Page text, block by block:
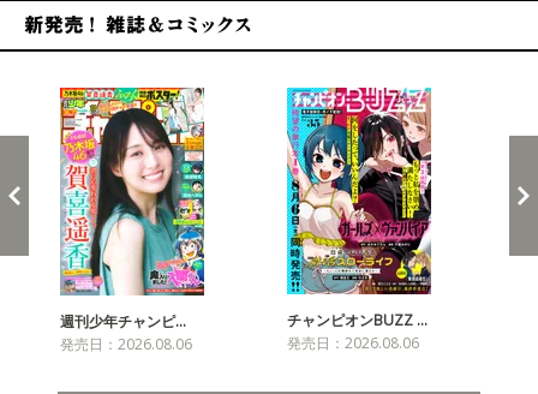
週刊少年チャンピ…
発売日：2026.08.06
チャンピオンBUZZ …
発売日：2026.08.06